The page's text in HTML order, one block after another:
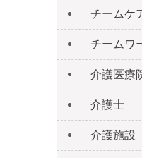
チームケ
チームワ
介護医療
介護士
介護施設